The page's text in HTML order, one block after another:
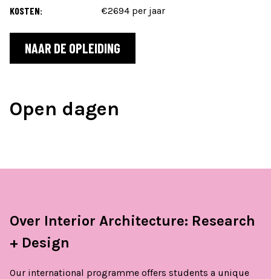
KOSTEN:
€2694 per jaar
NAAR DE OPLEIDING
Open dagen
Over Interior Architecture: Research
+ Design
Our international programme offers students a unique